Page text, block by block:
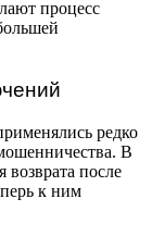
процесс
редко
В
после
к ним